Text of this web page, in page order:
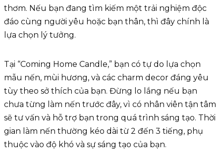
thơm. Nếu bạn đang tìm kiếm một trải nghiệm độc
đáo cùng người yêu hoặc bạn thân, thì đây chính là
lựa chọn lý tưởng.
Tại “Coming Home Candle,” bạn có tự do lựa chọn
mẫu nến, mùi hương, và các charm decor đáng yêu
tùy theo sở thích của bạn. Đừng lo lắng nếu bạn
chưa từng làm nến trước đây, vì có nhân viên tận tâm
sẽ tư vấn và hỗ trợ bạn trong quá trình sáng tạo. Thời
gian làm nến thường kéo dài từ 2 đến 3 tiếng, phụ
thuộc vào độ khó và sự sáng tạo của bạn.